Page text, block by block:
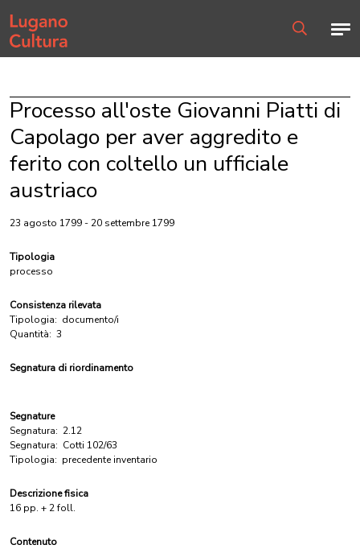
Home page
Processo all'oste Giovanni Piatti di
Capolago per aver aggredito e
ferito con coltello un ufficiale
austriaco
23 agosto 1799 - 20 settembre 1799
Tipologia
processo
Consistenza rilevata
Tipologia: documento/i
Quantità: 3
Segnatura di riordinamento
Segnature
Segnatura: 2.12
Segnatura: Cotti 102/63
Tipologia: precedente inventario
Descrizione fisica
16 pp. + 2 foll.
Contenuto